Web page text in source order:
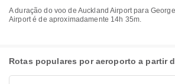
A duração do voo de Auckland Airport para George Bush Intercontinental
Airport é de aproximadamente 14h 35m.
Rotas populares por aeroporto a partir